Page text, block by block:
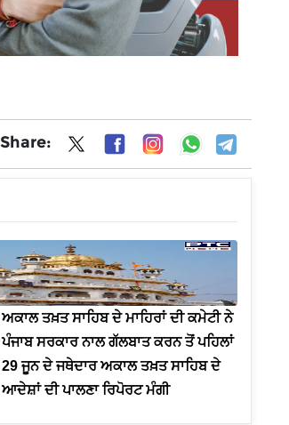
Share:
ਅਕਾਲ ਤਖ਼ਤ ਸਾਹਿਬ ਦੇ ਮਾਹਿਰਾਂ ਦੀ ਕਮੇਟੀ ਨੇ
ਪੰਜਾਬ ਸਰਕਾਰ ਨਾਲ ਗੱਲਬਾਤ ਕਰਨ ਤੋਂ ਪਹਿਲਾਂ
29 ਜੂਨ ਦੇ ਜਥੇਦਾਰ ਅਕਾਲ ਤਖ਼ਤ ਸਾਹਿਬ ਦੇ
ਆਦੇਸ਼ਾਂ ਦੀ ਪਾਲਣਾ ਰਿਪੋਰਟ ਮੰਗੀ